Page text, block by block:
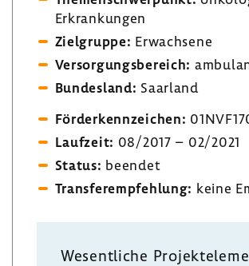
Erkran­kungen
Ziel­gruppe: Erwach­sene
Versor­gungs­be­reich:
Bundes­land: Saar­land
Förder­kenn­zei­chen:
Lauf­zeit: 08/2017 – 02/2021
Status: beendet
Trans­fer­emp­feh­lung: keine
Wesent­liche